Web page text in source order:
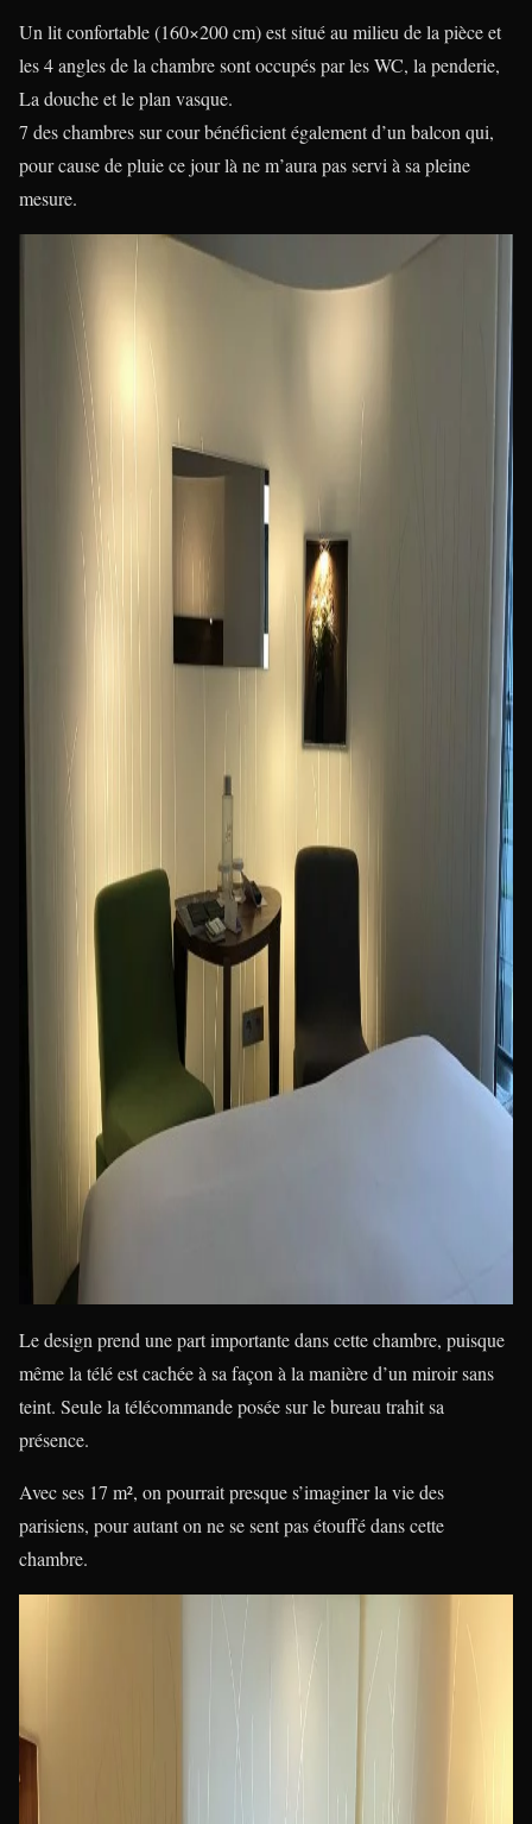
Un lit confortable (160×200 cm) est situé au milieu de la pièce et
les 4 angles de la chambre sont occupés par les WC, la penderie,
La douche et le plan vasque.
7 des chambres sur cour bénéficient également d’un balcon qui,
pour cause de pluie ce jour là ne m’aura pas servi à sa pleine
mesure.
Le design prend une part importante dans cette chambre, puisque
même la télé est cachée à sa façon à la manière d’un miroir sans
teint. Seule la télécommande posée sur le bureau trahit sa
présence.
Avec ses 17 m², on pourrait presque s’imaginer la vie des
parisiens, pour autant on ne se sent pas étouffé dans cette
chambre.